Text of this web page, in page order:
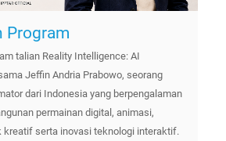
Program
talian Reality Intelligence: AI
Jeffin Andria Prabowo, seorang
dari Indonesia yang berpengalaman
permainan digital, animasi,
kreatif serta inovasi teknologi interaktif.